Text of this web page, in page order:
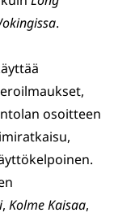
.
osoitteen
, Kolme Kaisaa,